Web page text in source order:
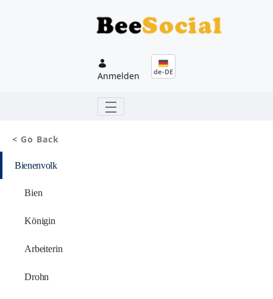
Anmelden de-DE
< Go Back
Bienenvolk
Bien
Königin
Arbeiterin
Drohn